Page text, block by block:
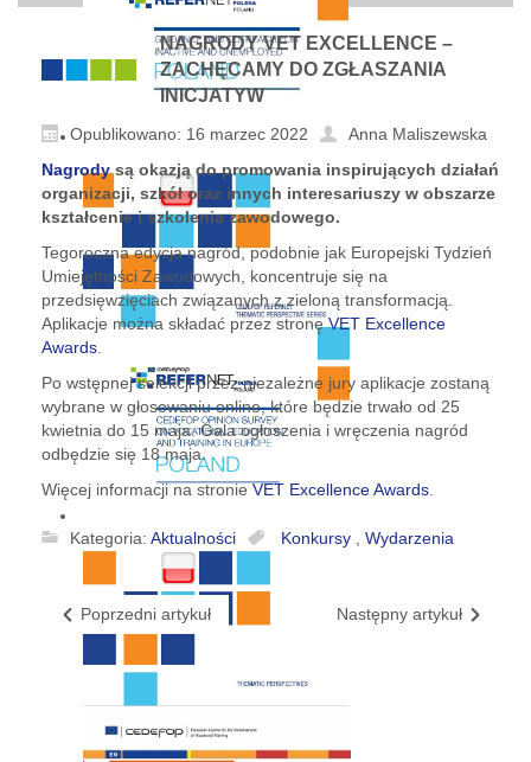
NAGRODY VET EXCELLENCE –
ZACHĘCAMY DO ZGŁASZANIA
INICJATYW
Opublikowano: 16 marzec 2022
Anna Maliszewska
Nagrodysą okazją do promowania inspirujących działań
organizacji, szkół oraz innych interesariuszy w obszarze
kształcenie i szkolenia zawodowego.
Tegoroczna edycja nagród, podobnie jak Europejski Tydzień
Umiejętności Zawodowych, koncentruje się na
przedsięwzięciach związanych z zieloną transformacją.
Aplikacje można składać przez stronęVET Excellence
Awards
Po wstępnej selekcji przez niezależne jury aplikacje zostaną
wybrane w głosowaniu online, które będzie trwało od 25
kwietnia do 15 maja. Gala ogłoszenia i wręczenia nagród
odbędzie się 18 maja.
Więcej informacji na stronieVET Excellence Awards
Kategoria: Aktualności Konkursy , Wydarzenia
Poprzedni artykuł Następny artykuł